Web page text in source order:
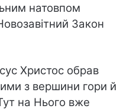
натовпом
Закон
Христос обрав
з вершини гори й
на Нього вже